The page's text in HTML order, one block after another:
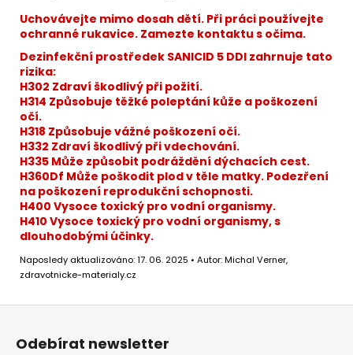
Uchovávejte mimo dosah dětí. Při práci používejte
ochranné rukavice. Zamezte kontaktu s očima.
Dezinfekční prostředek SANICID 5 DDI zahrnuje tato
rizika:
H302 Zdraví škodlivý při požití.
H314 Způsobuje těžké poleptání kůže a poškození
očí.
H318 Způsobuje vážné poškození očí.
H332 Zdraví škodlivý při vdechování.
H335 Může způsobit podráždění dýchacích cest.
H360Df Může poškodit plod v těle matky. Podezření
na poškození reprodukční schopnosti.
H400 Vysoce toxický pro vodní organismy.
H410 Vysoce toxický pro vodní organismy, s
dlouhodobými účinky.
Naposledy aktualizováno: 17. 06. 2025 • Autor: Michal Verner,
zdravotnicke-materialy.cz
Z
Odebírat newsletter